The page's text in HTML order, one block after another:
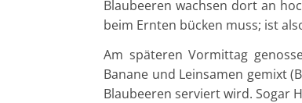
Blaubeeren wachsen dort an
beim Ernten bücken muss; ist
Am späteren Vormittag
Banane und Leinsamen gemixt
Blaubeeren serviert wird. Sogar